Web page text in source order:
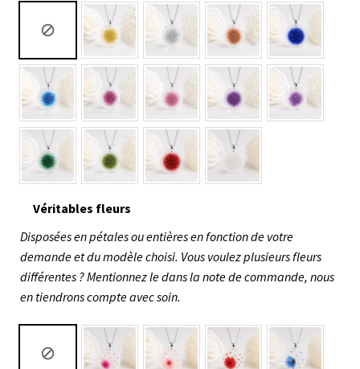
Véritables fleurs
Disposées en pétales ou entières en fonction de votre
demande et du modèle choisi. Vous voulez plusieurs fleurs
différentes ? Mentionnez le dans la note de commande, nous
en tiendrons compte avec soin.